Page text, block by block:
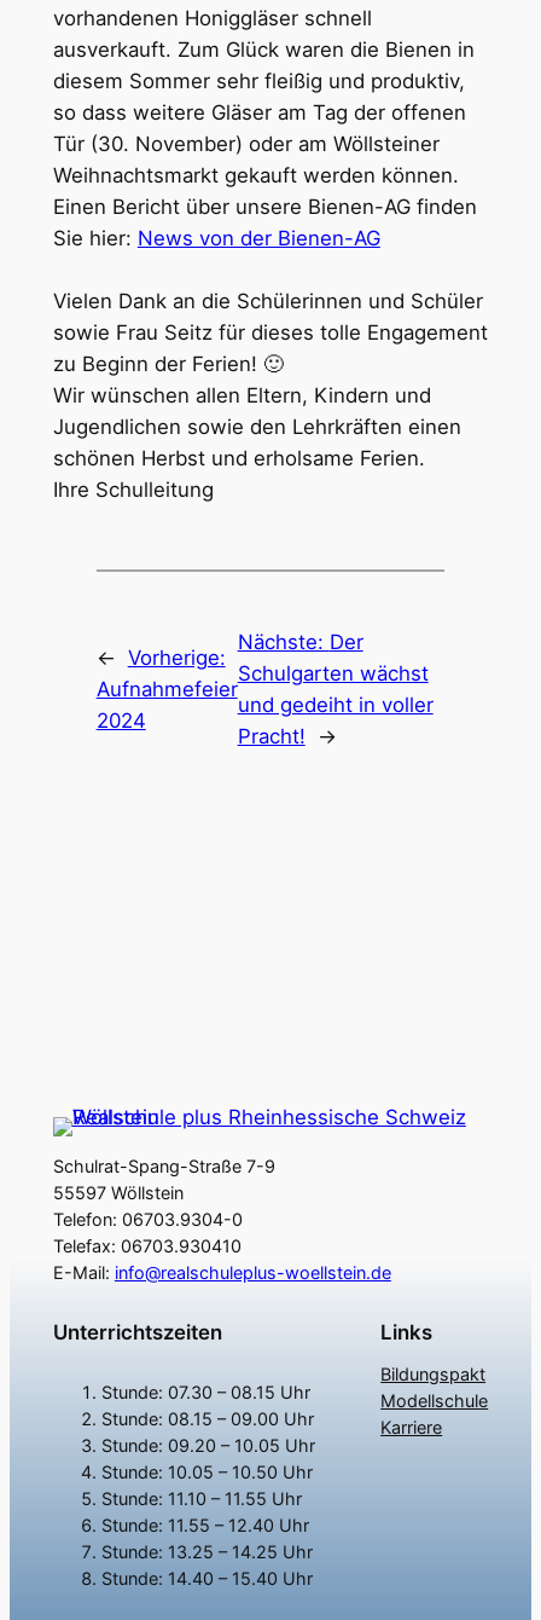
vorhandenen Honiggläser schnell
ausverkauft. Zum Glück waren die Bienen in
diesem Sommer sehr fleißig und produktiv,
so dass weitere Gläser am Tag der offenen
Tür (30. November) oder am Wöllsteiner
Weihnachtsmarkt gekauft werden können.
Einen Bericht über unsere Bienen-AG finden
Sie hier: News von der Bienen-AG
Vielen Dank an die Schülerinnen und Schüler
sowie Frau Seitz für dieses tolle Engagement
zu Beginn der Ferien! 🙂
Wir wünschen allen Eltern, Kindern und
Jugendlichen sowie den Lehrkräften einen
schönen Herbst und erholsame Ferien.
Ihre Schulleitung
← Vorherige:
Aufnahmefeier
2024
Nächste: Der
Schulgarten wächst
und gedeiht in voller
Pracht!
→
Schulrat-Spang-Straße 7-9
55597 Wöllstein
Telefon: 06703.9304-0
Telefax: 06703.930410
E-Mail: info@realschuleplus-woellstein.de
Unterrichtszeiten
Stunde: 07.30 – 08.15 Uhr
Stunde: 08.15 – 09.00 Uhr
Stunde: 09.20 – 10.05 Uhr
Stunde: 10.05 – 10.50 Uhr
Stunde: 11.10 – 11.55 Uhr
Stunde: 11.55 – 12.40 Uhr
Stunde: 13.25 – 14.25 Uhr
Stunde: 14.40 – 15.40 Uhr
Links
Bildungspakt
Modellschule
Karriere